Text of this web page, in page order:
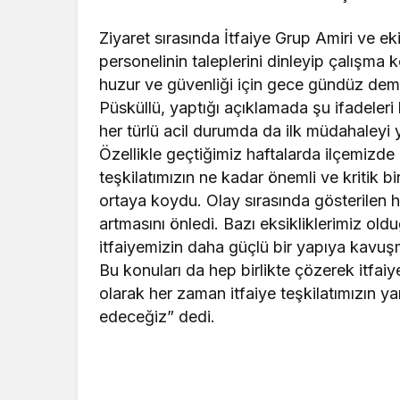
Ziyaret sırasında İtfaiye Grup Amiri ve
personelinin taleplerini dinleyip çalışma
huzur ve güvenliği için gece gündüz
Püsküllü, yaptığı açıklamada şu
her türlü acil durumda da ilk müdahaleyi
Özellikle geçtiğimiz haftalarda
teşkilatımızın ne kadar önemli ve kritik
ortaya koydu. Olay sırasında gösterilen
artmasını önledi. Bazı eksikliklerimiz
itfaiyemizin daha güçlü bir yapıya
Bu konuları da hep birlikte çözerek
olarak her zaman itfaiye teşkilatımızın
edeceğiz” dedi.